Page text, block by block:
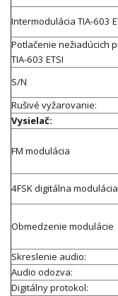
Intermodulácia TIA-603
Potlačenie nežiadúcich
TIA-603 ETSI
S/N
Rušivé vyžarovanie:
Vysielač:
FM modulácia
4FSK digitálna modulácia
Obmedzenie modulácie
Skreslenie audio:
Audio odozva:
Digitálny protokol: